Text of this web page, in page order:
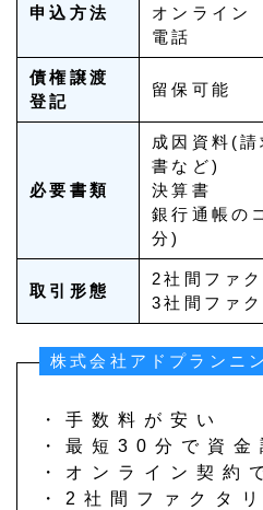
申込方法
オンライン
電話
債権譲渡
登記
留保可能
必要書類
成因資料(請
書など)
決算書
銀行通帳の
分)
取引形態
2社間ファ
3社間ファ
株式会社アドプランニ
・手数料が安い
・最短30分で資金
・オンライン契約
・2社間ファクタ